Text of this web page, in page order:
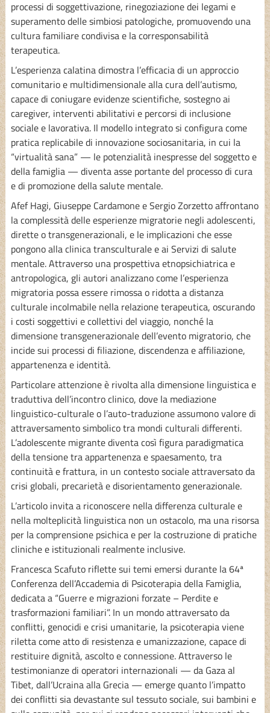
processi di soggettivazione, rinegoziazione dei legami e
superamento delle simbiosi patologiche, promuovendo una
cultura familiare condivisa e la corresponsabilità
terapeutica.
L’esperienza calatina dimostra l’efficacia di un approccio
comunitario e multidimensionale alla cura dell’autismo,
capace di coniugare evidenze scientifiche, sostegno ai
caregiver, interventi abilitativi e percorsi di inclusione
sociale e lavorativa. Il modello integrato si configura come
pratica replicabile di innovazione sociosanitaria, in cui la
“virtualità sana” — le potenzialità inespresse del soggetto e
della famiglia — diventa asse portante del processo di cura
e di promozione della salute mentale.
Afef Hagi, Giuseppe Cardamone e Sergio Zorzetto affrontano
la complessità delle esperienze migratorie negli adolescenti,
dirette o transgenerazionali, e le implicazioni che esse
pongono alla clinica transculturale e ai Servizi di salute
mentale. Attraverso una prospettiva etnopsichiatrica e
antropologica, gli autori analizzano come l’esperienza
migratoria possa essere rimossa o ridotta a distanza
culturale incolmabile nella relazione terapeutica, oscurando
i costi soggettivi e collettivi del viaggio, nonché la
dimensione transgenerazionale dell’evento migratorio, che
incide sui processi di filiazione, discendenza e affiliazione,
appartenenza e identità.
Particolare attenzione è rivolta alla dimensione linguistica e
traduttiva dell’incontro clinico, dove la mediazione
linguistico-culturale o l’auto-traduzione assumono valore di
attraversamento simbolico tra mondi culturali differenti.
L’adolescente migrante diventa così figura paradigmatica
della tensione tra appartenenza e spaesamento, tra
continuità e frattura, in un contesto sociale attraversato da
crisi globali, precarietà e disorientamento generazionale.
L’articolo invita a riconoscere nella differenza culturale e
nella molteplicità linguistica non un ostacolo, ma una risorsa
per la comprensione psichica e per la costruzione di pratiche
cliniche e istituzionali realmente inclusive.
Francesca Scafuto riflette sui temi emersi durante la 64ª
Conferenza dell’Accademia di Psicoterapia della Famiglia,
dedicata a “Guerre e migrazioni forzate – Perdite e
trasformazioni familiari”. In un mondo attraversato da
conflitti, genocidi e crisi umanitarie, la psicoterapia viene
riletta come atto di resistenza e umanizzazione, capace di
restituire dignità, ascolto e connessione. Attraverso le
testimonianze di operatori internazionali — da Gaza al
Tibet, dall’Ucraina alla Grecia — emerge quanto l’impatto
dei conflitti sia devastante sul tessuto sociale, sui bambini e